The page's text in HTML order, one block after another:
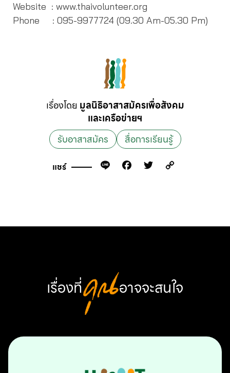
Website : www.thaivolunteer.org
Phone : 095-9977724 (09.30 Am-05.30 Pm)
เรื่องโดย มูลนิธิอาสาสมัครเพื่อสังคม
และเครือข่ายฯ
รับอาสาสมัคร
สื่อการเรียนรู้
แชร์ Line Facebook
Twitter
เรื่องที่คุณ อาจจะสนใจ